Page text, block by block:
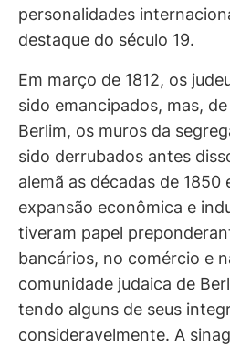
personalidades
destaque do século 19.
Em março de 1812, os
sido emancipados, mas,
Berlim, os muros da
sido derrubados antes
alemã as décadas de 1850
expansão econômica e
tiveram papel
bancários, no comércio e
comunidade judaica de
tendo alguns de seus
consideravelmente. A